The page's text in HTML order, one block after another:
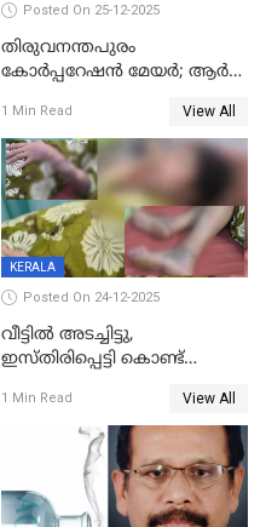
Posted On 25-12-2025
തിരുവനന്തപുരം
കോര്‍പ്പറേഷന്‍ മേയർ; ആര്‍
1 Min Read View All
KERALA
Posted On 24-12-2025
വീട്ടിൽ അടച്ചിട്ടു,
ഇസ്തിരിപ്പെട്ടി കൊണ്ട്
ഗർഭിണിയായ യുവതിക്ക് ക്രൂര
1 Min Read View All